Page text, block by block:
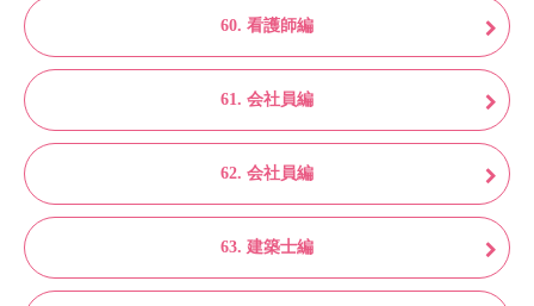
60. 看護師編
61. 会社員編
62. 会社員編
63. 建築士編